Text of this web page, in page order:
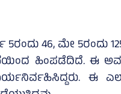
5ರಂದು 46, ಮೇ 5ರಂದು
ಹಿಂಪಡೆದಿದೆ. ಈ
ಈ